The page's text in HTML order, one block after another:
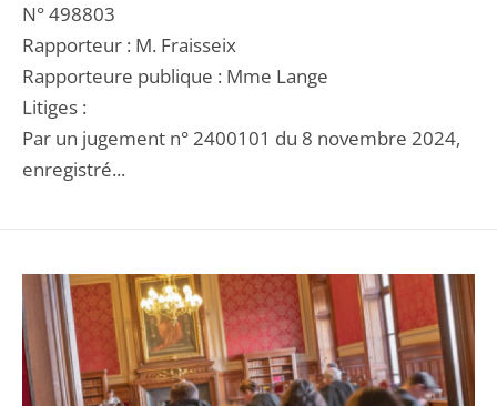
N° 498803
Rapporteur : M. Fraisseix
Rapporteure publique : Mme Lange
Litiges :
Par un jugement n° 2400101 du 8 novembre 2024,
enregistré...